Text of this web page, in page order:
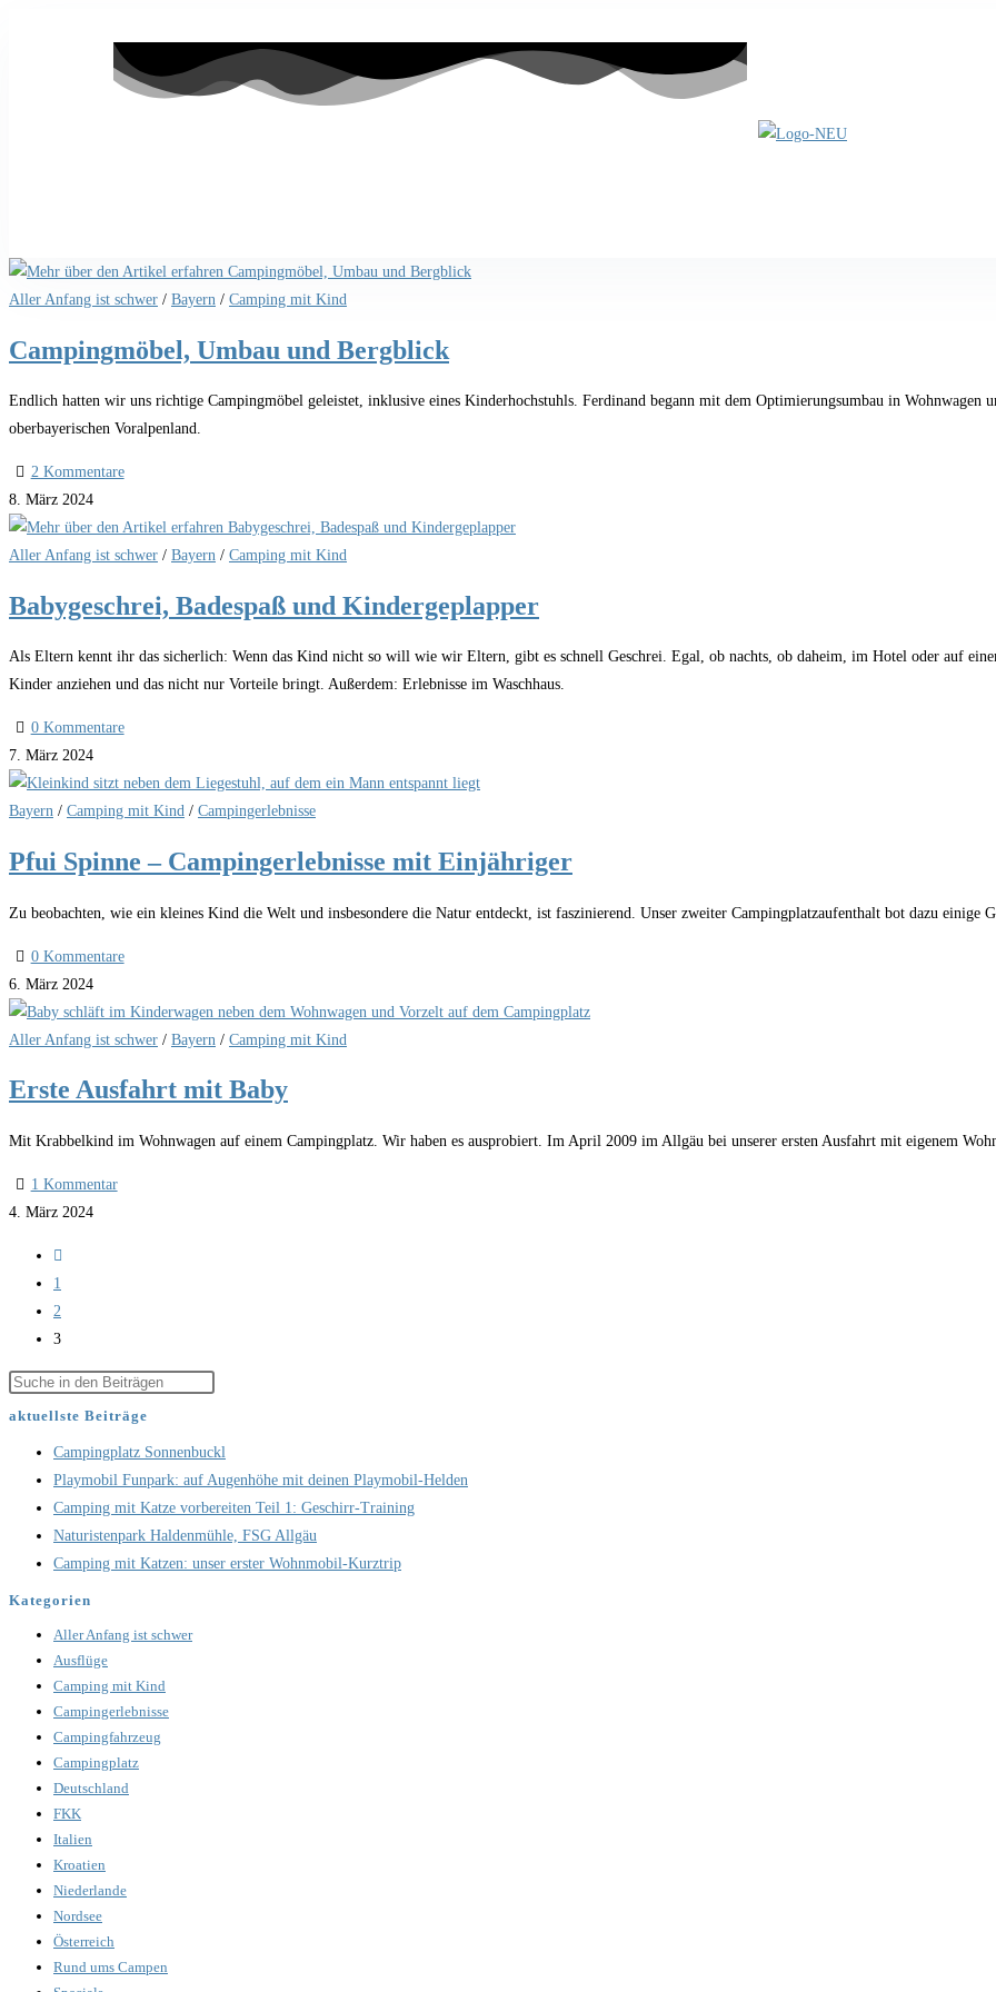
Aller Anfang ist schwer / Bayern / Camping mit Kind
Campingmöbel, Umbau und Bergblick
Endlich hatten wir uns richtige Campingmöbel geleistet, inklusive eines Kinderhochstuhls. Ferdinand begann mit dem Optimierungsumbau in Wohnwagen
oberbayerischen Voralpenland.
2 Kommentare
8. März 2024
Aller Anfang ist schwer / Bayern / Camping mit Kind
Babygeschrei, Badespaß und Kindergeplapper
Als Eltern kennt ihr das sicherlich: Wenn das Kind nicht so will wie wir Eltern, gibt es schnell Geschrei. Egal, ob nachts, ob daheim, im Hotel oder auf
Kinder anziehen und das nicht nur Vorteile bringt. Außerdem: Erlebnisse im Waschhaus.
0 Kommentare
7. März 2024
Bayern / Camping mit Kind / Campingerlebnisse
Pfui Spinne – Campingerlebnisse mit Einjähriger
Zu beobachten, wie ein kleines Kind die Welt und insbesondere die Natur entdeckt, ist faszinierend. Unser zweiter Campingplatzaufenthalt bot dazu einige
0 Kommentare
6. März 2024
Aller Anfang ist schwer / Bayern / Camping mit Kind
Erste Ausfahrt mit Baby
Mit Krabbelkind im Wohnwagen auf einem Campingplatz. Wir haben es ausprobiert. Im April 2009 im Allgäu bei unserer ersten Ausfahrt mit eigenem
1 Kommentar
4. März 2024
1
2
3
aktuellste Beiträge
Campingplatz Sonnenbuckl
Playmobil Funpark: auf Augenhöhe mit deinen Playmobil-Helden
Camping mit Katze vorbereiten Teil 1: Geschirr-Training
Naturistenpark Haldenmühle, FSG Allgäu
Camping mit Katzen: unser erster Wohnmobil-Kurztrip
Kategorien
Aller Anfang ist schwer
Ausflüge
Camping mit Kind
Campingerlebnisse
Campingfahrzeug
Campingplatz
Deutschland
FKK
Italien
Kroatien
Niederlande
Nordsee
Österreich
Rund ums Campen